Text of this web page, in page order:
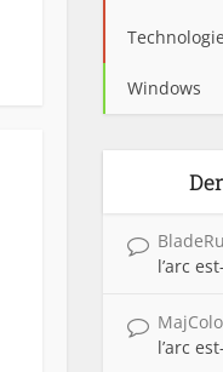
Technologie
Windows
l’arc
l’arc